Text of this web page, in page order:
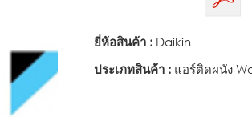
ยี่ห้อสินค้า : Daikin
ประเภทสินค้า : แอร์ติดผนัง